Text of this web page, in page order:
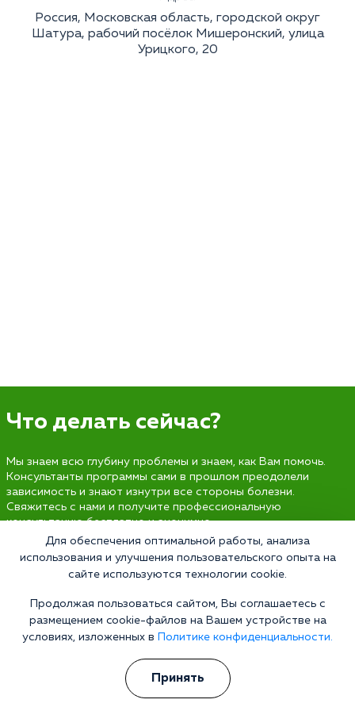
Россия, Московская область, городской округ
Шатура, рабочий посёлок Мишеронский, улица
Урицкого, 20
Что делать сейчас?
Мы знаем всю глубину проблемы и знаем, как Вам помочь.
Консультанты программы сами в прошлом преодолели
зависимость и знают изнутри все стороны болезни.
Свяжитесь с нами и получите профессиональную
консультацию бесплатно и анонимно.
Наркология 24/7
Для обеспечения оптимальной работы, анализа
использования и улучшения пользовательского опыта на
сайте используются технологии cookie.
Продолжая пользоваться сайтом, Вы соглашаетесь с
размещением cookie-файлов на Вашем устройстве на
условиях, изложенных в
Политике конфиденциальности.
Принять